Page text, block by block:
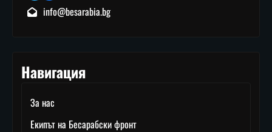
info@besarabia.bg
Навигация
За нас
Екипът на Бесарабски фронт